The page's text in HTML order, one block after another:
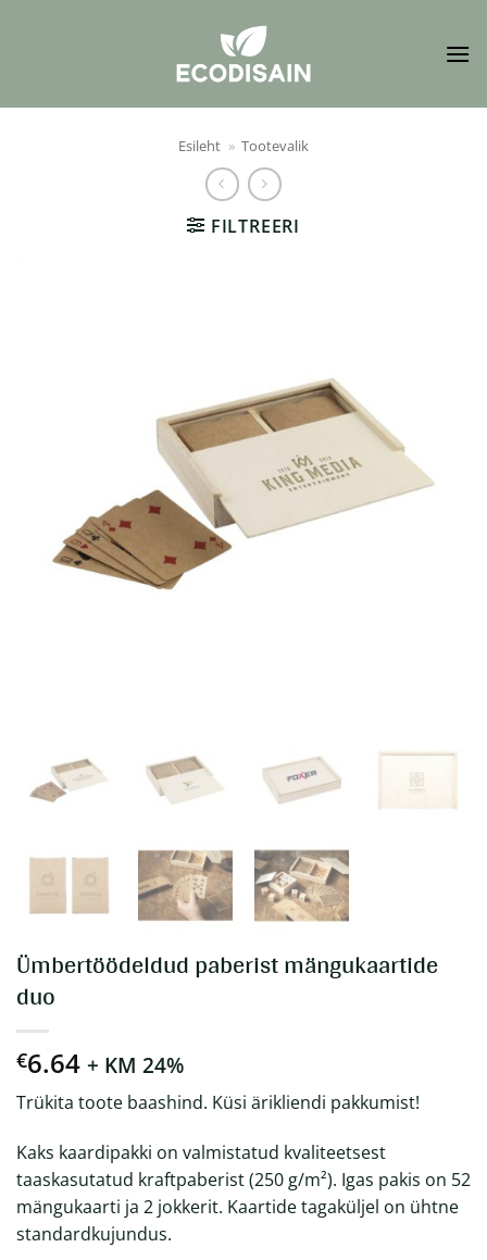
Esileht » Tootevalik
FILTREERI
Ümbertöödeldud paberist mängukaartide
duo
€6.64 + KM 24%
Trükita toote baashind. Küsi ärikliendi pakkumist!
Kaks kaardipakki on valmistatud kvaliteetsest
taaskasutatud kraftpaberist (250 g/m²). Igas pakis on 52
mängukaarti ja 2 jokkerit. Kaartide tagaküljel on ühtne
standardkujundus.